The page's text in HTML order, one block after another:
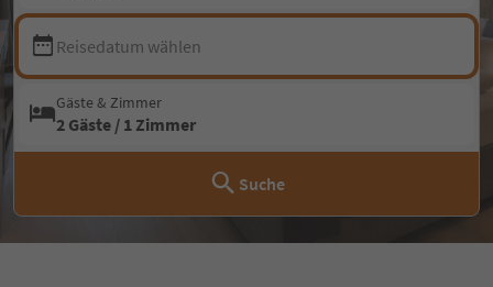
Reisedatum wählen
Gäste & Zimmer
2 Gäste / 1 Zimmer
Suche